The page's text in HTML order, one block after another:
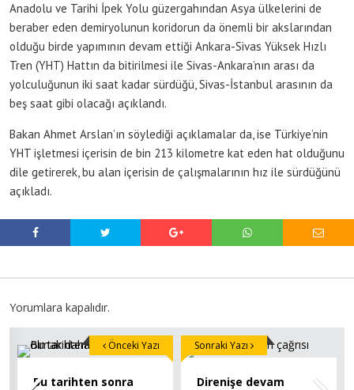
Anadolu ve Tarihi İpek Yolu güzergahından Asya ülkelerini de
beraber eden demiryolunun koridorun da önemli bir akslarından
olduğu birde yapımının devam ettiği Ankara-Sivas Yüksek Hızlı
Tren (YHT) Hattın da bitirilmesi ile Sivas-Ankara’nın arası da
yolculuğunun iki saat kadar sürdüğü, Sivas-İstanbul arasının da
beş saat gibi olacağı açıklandı.
Bakan Ahmet Arslan’ın söylediği açıklamalar da, ise Türkiye’nin
YHT işletmesi içerisin de bin 213 kilometre kat eden hat olduğunu
dile getirerek, bu alan içerisin de çalışmalarının hız ile sürdüğünü
açıkladı.
Yorumlara kapalıdır.
Bu tarihten sonra
Önceki Yazı
Direnişe devam
Sonraki Yazı